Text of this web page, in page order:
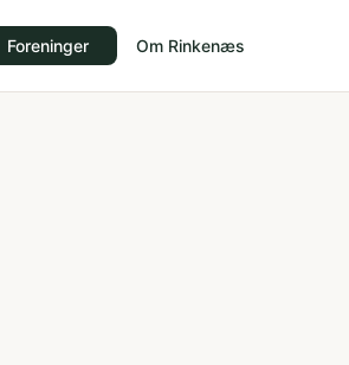
Foreninger Om Rinkenæs